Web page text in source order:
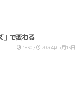
」で変わる
1830 / 2026年05月13日